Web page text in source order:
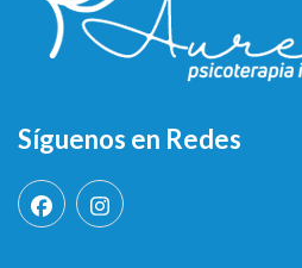
Síguenos en Redes